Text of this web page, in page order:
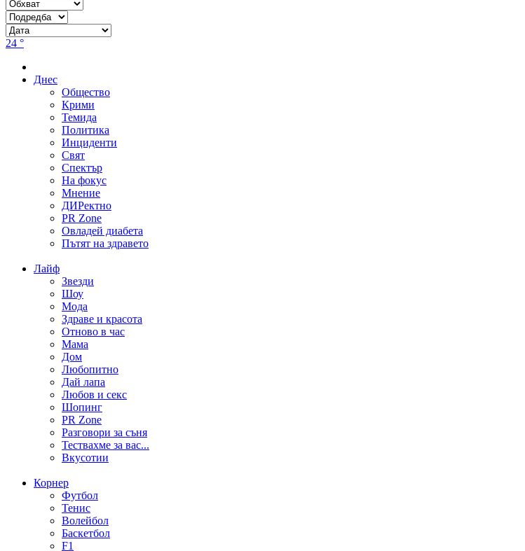
24 °
Днес
Общество
Крими
Темида
Политика
Инциденти
Свят
Спектър
На фокус
Мнение
ДИРектно
PR Zone
Овладей диабета
Пътят на здравето
Лайф
Звезди
Шоу
Мода
Здраве и красота
Отново в час
Мама
Дом
Любопитно
Дай лапа
Любов и секс
Шопинг
PR Zone
Разговори за съня
Тествахме за вас...
Вкусотии
Корнер
Футбол
Тенис
Волейбол
Баскетбол
F1